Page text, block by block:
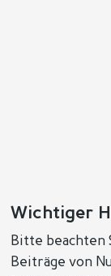
Wichtiger
Bitte beachten
Beiträge von